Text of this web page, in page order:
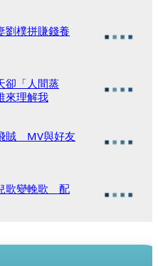
樸拼賺錢養
卻「人間蒸
來理解我
賊 MV與好友
歌變輓歌 配